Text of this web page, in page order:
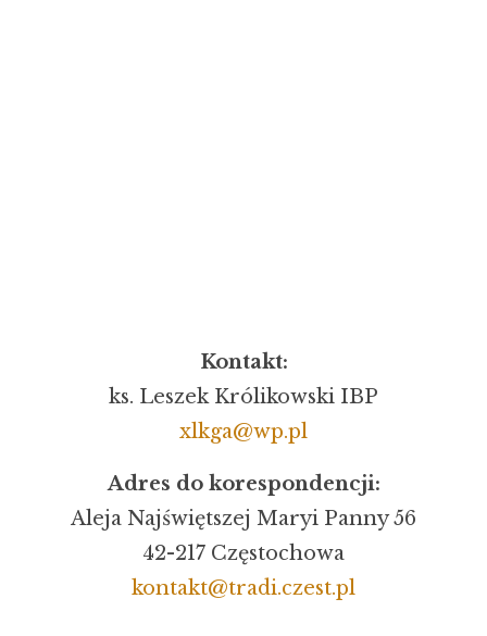
Kontakt:
ks. Leszek Królikowski IBP
xlkga@wp.pl
Adres do korespondencji:
Aleja Najświętszej Maryi Panny 56
42-217 Częstochowa
kontakt@tradi.czest.pl